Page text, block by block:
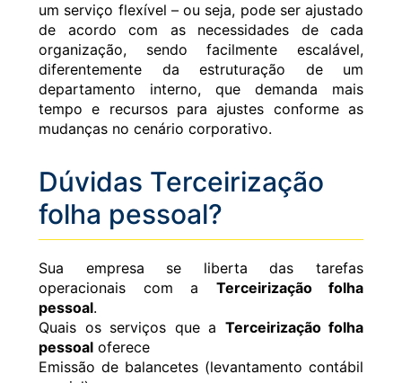
um serviço flexível – ou seja, pode ser ajustado
de acordo com as necessidades de cada
organização, sendo facilmente escalável,
diferentemente da estruturação de um
departamento interno, que demanda mais
tempo e recursos para ajustes conforme as
mudanças no cenário corporativo.
Dúvidas Terceirização
folha pessoal?
Sua empresa se liberta das tarefas
operacionais com a Terceirização folha
pessoal.
Quais os serviços que a Terceirização folha
pessoal oferece
Emissão de balancetes (levantamento contábil